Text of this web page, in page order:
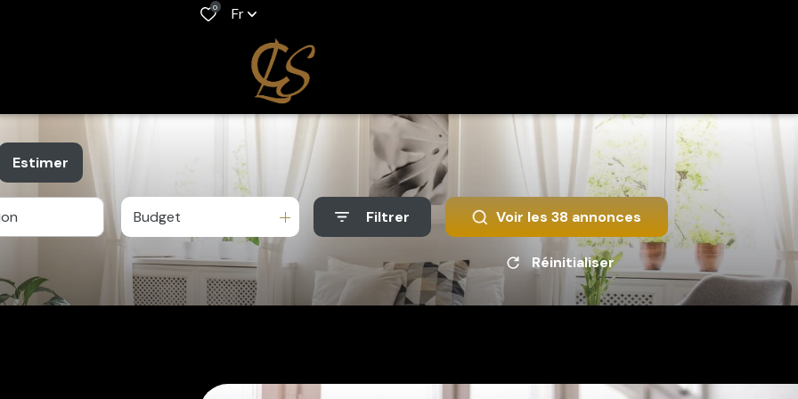
0 Fr
Estimer
Budget Filtrer Voir les 38annonces
Réinitialiser